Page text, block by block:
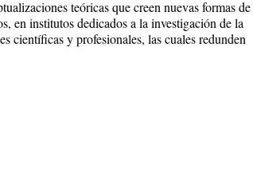
teóricas que creen nuevas formas de
en institutos dedicados a la investigación de la
científicas y profesionales, las cuales redunden